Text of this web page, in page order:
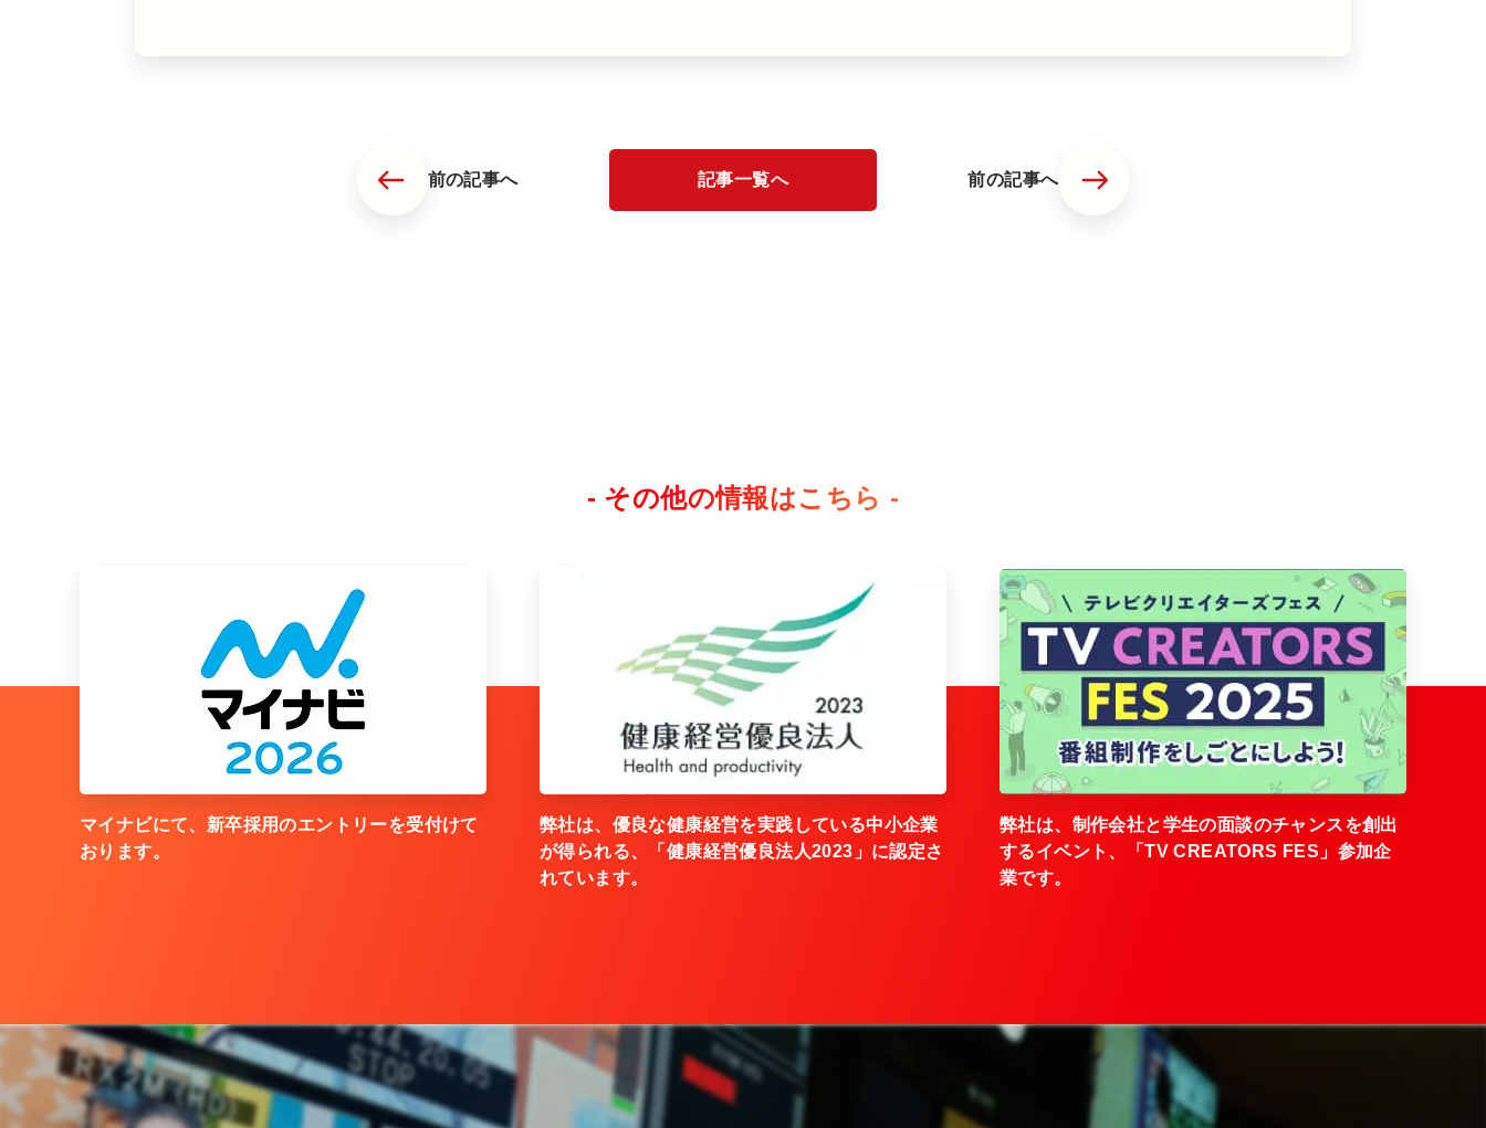
前の記事へ 記事一覧へ 前の記事へ
- その他の情報はこちら -
マイナビにて、新卒採用のエントリーを受付けて
おります。
弊社は、優良な健康経営を実践している中小企業
が得られる、「健康経営優良法人2023」に認定さ
れています。
弊社は、制作会社と学生の面談のチャンスを創出
するイベント、「TV CREATORS FES」参加企
業です。